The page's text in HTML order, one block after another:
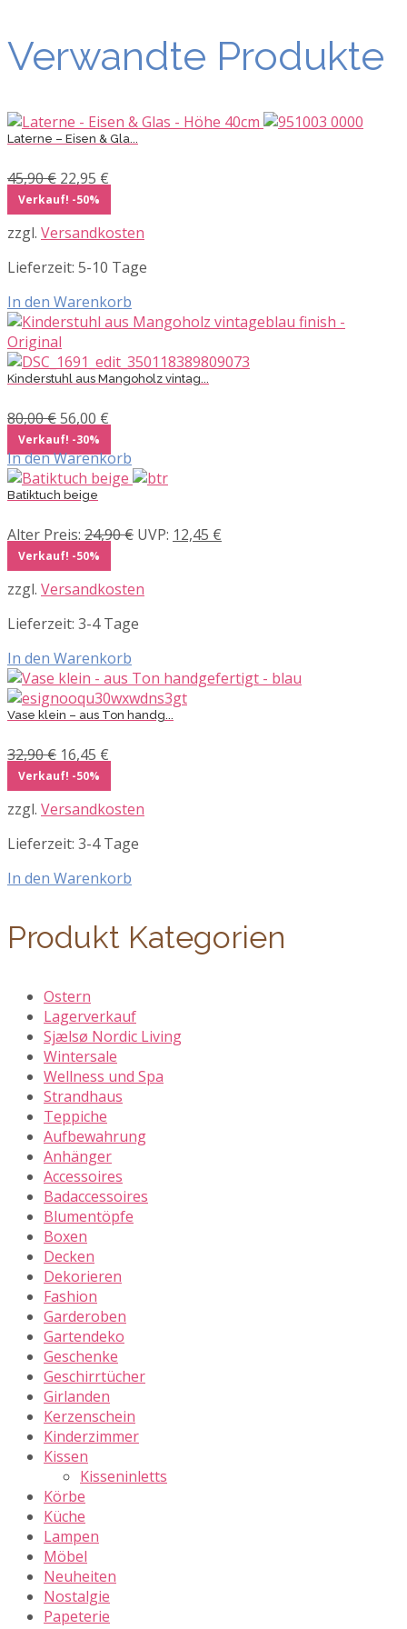
Verwandte Produkte
Laterne – Eisen & Gla...
45,90€ Ursprünglicher
Preis
war:
45,90 €
22,95 €
ist:
22,95 €.
Verkauf! -50%
zzgl. Versandkosten
Lieferzeit: 5-10 Tage
In den Warenkorb
Kinderstuhl aus Mangoholz vintag...
80,00€Ursprünglicher
Preis
war:
80,00 €
56,00 €
ist:
56,00 €.
Verkauf! -30%
In den Warenkorb
Batiktuch beige
Alter Preis: 24,90€ Ursprünglicher
24,90 €
UVP: 12,45 €
Verkauf! -50%
zzgl. Versandkosten
Lieferzeit: 3-4 Tage
In den Warenkorb
Vase klein – aus Ton handg...
32,90€ Ursprünglicher
Preis
war:
32,90 €
16,45 €
ist:
16,45 €.
Verkauf! -50%
zzgl. Versandkosten
Lieferzeit: 3-4 Tage
In den Warenkorb
Produkt Kategorien
Ostern
Lagerverkauf
Sjælsø Nordic Living
Wintersale
Wellness und Spa
Strandhaus
Teppiche
Aufbewahrung
Anhänger
Accessoires
Badaccessoires
Blumentöpfe
Boxen
Decken
Dekorieren
Fashion
Garderoben
Gartendeko
Geschenke
Geschirrtücher
Girlanden
Kerzenschein
Kinderzimmer
Kissen
Kisseninletts
Körbe
Küche
Lampen
Möbel
Neuheiten
Nostalgie
Papeterie